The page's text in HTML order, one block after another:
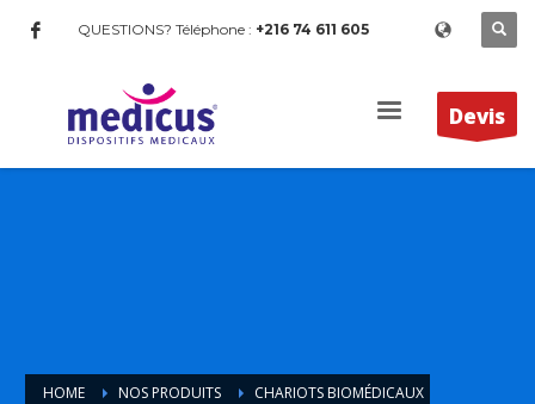
QUESTIONS? Téléphone : +216 74 611 605
Devis
HOME NOS PRODUITS
CHARIOTS BIOMÉDICAUX